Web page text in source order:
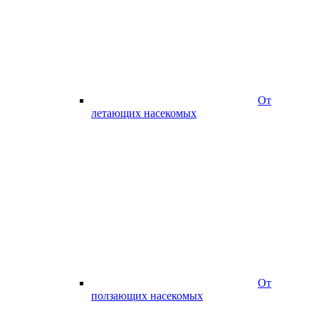
От
летающих насекомых
От
ползающих насекомых